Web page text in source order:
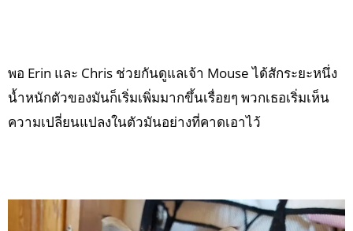
พอ Erin และ Chris ช่วยกันดูแลเจ้า Mouse ได้สักระยะหนึ่ง
น้ำหนักตัวของมันก็เริ่มเพิ่มมากขึ้นเรื่อยๆ พวกเธอเริ่มเห็น
ความเปลี่ยนแปลงในตัวมันอย่างที่คาดเอาไว้